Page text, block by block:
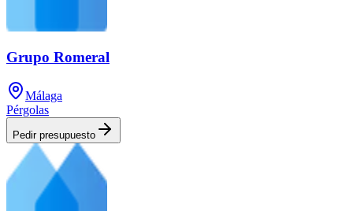
Grupo Romeral
Málaga
Pérgolas
Pedir presupuesto